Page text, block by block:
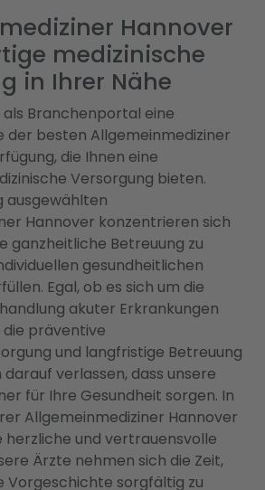
Hannover
medizinische
in Ihrer Nähe
Branchenportal eine
der besten Allgemeinmediziner
die Ihnen eine
Versorgung bieten.
ausgewählten
Hannover konzentrieren sich
ganzheitliche Betreuung zu
gesundheitlichen
Egal, ob es sich um die
akuter Erkrankungen
präventive
und langfristige Betreuung
darauf verlassen, dass unsere
für Ihre Gesundheit sorgen. In
Allgemeinmediziner Hannover
herzliche und vertrauensvolle
Ärzte nehmen sich die Zeit,
Vorgeschichte sorgfältig zu